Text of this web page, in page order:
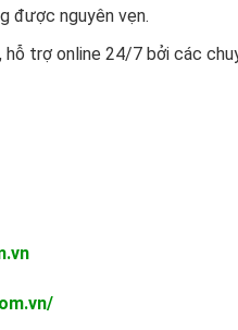
được nguyên vẹn.
trợ online 24/7 bởi các